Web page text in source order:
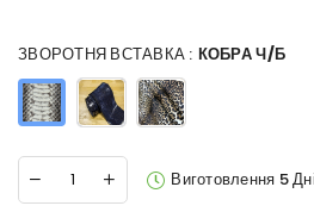
ЗВОРОТНЯ ВСТАВКА : КОБРА Ч/Б
Виготовлення 5